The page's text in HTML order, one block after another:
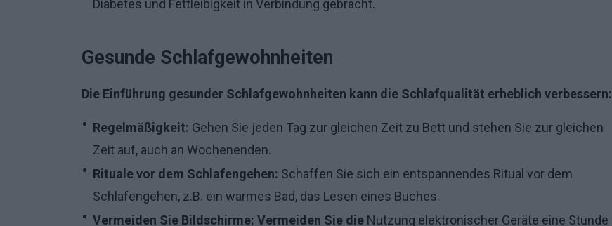
Diabetes und Fettleibigkeit in Verbindung gebracht.
Gesunde Schlafgewohnheiten
Die Einführung gesunder Schlafgewohnheiten kann die Schlafqualität erheblich verbessern:
Regelmäßigkeit: Gehen Sie jeden Tag zur gleichen Zeit zu Bett und stehen Sie zur gleichen
Zeit auf, auch an Wochenenden.
Rituale vor dem Schlafengehen: Schaffen Sie sich ein entspannendes Ritual vor dem
Schlafengehen, z.B. ein warmes Bad, das Lesen eines Buches.
Vermeiden Sie Bildschirme: Vermeiden Sie die Nutzung elektronischer Geräte eine Stunde